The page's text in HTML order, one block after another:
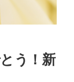
う！新